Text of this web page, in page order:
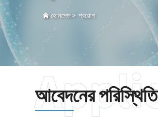
হোমপেজ> প্রয়োগ
আবেদনের পরিস্থিতি